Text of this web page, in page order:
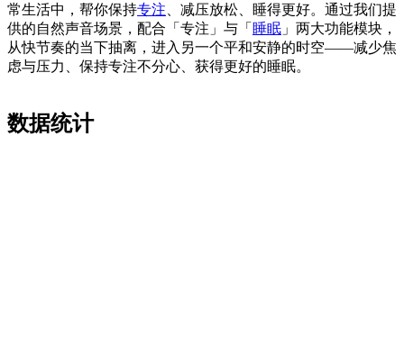
常生活中，帮你保持专注、减压放松、睡得更好。通过我们提
供的自然声音场景，配合「专注」与「 睡眠 」两大功能模块，
从快节奏的当下抽离，进入另一个平和安静的时空——减少焦
虑与压力、保持专注不分心、获得更好的睡眠。
数据统计